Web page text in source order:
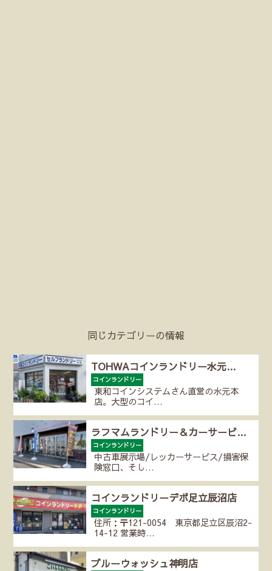
同じカテゴリーの情報
TOHWAコインランドリー水元…
コインランドリー
東和コインシステムさん直営の水元本
店。大型のコイ…
ラフマムランドリー＆カーサービ…
コインランドリー
中古車展示場/レッカーサービス/損害保
険窓口、そし…
コインランドリーデポ足立辰沼店
コインランドリー
住所：〒121-0054 東京都足立区辰沼2-
14-12 営業時…
ブルーウォッシュ神明店